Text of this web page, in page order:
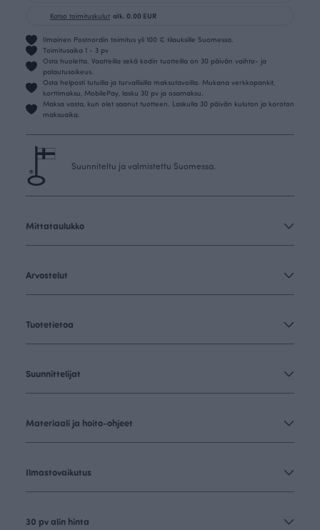
Katso toimituskulut alk. 0.00 EUR
Ilmainen Postnordin toimitus yli 100 € tilauksille Suomessa.
Toimitusaika 1 - 3 pv
Osta huoletta. Vaatteilla sekä kodin tuotteilla on 30 päivän vaihto- ja
palautusoikeus.
Osta helposti tutuilla ja turvallisilla maksutavoilla. Mukana verkkopankit,
korttimaksu, MobilePay, lasku 30 pv ja osamaksu.
Maksa vasta, kun olet saanut tuotteen. Laskulla 30 päivän kuluton ja koroton
maksuaika.
Suunniteltu ja valmistettu Suomessa.
Mittataulukko
Arvostelut
Tuotetietoa
Suunnittelijat
Materiaali ja hoito-ohjeet
Ilmastovaikutus
30 pv alin hinta